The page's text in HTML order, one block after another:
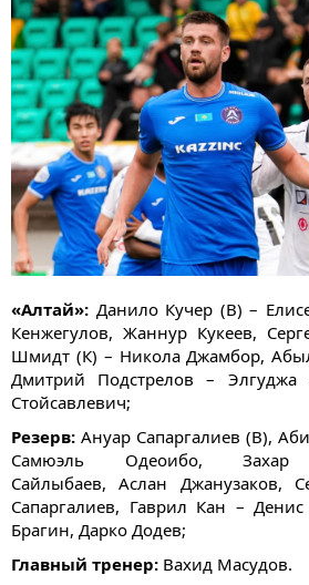
«Алтай»: Данило Кучер (В) –
Кенжегулов, Жаннур Кукеев,
Шмидт (К) – Никола Джамбор,
Дмитрий Подстрелов​ – Элгуджа
Стойсавлевич;
Резерв: Ануар Сапаргалиев (В),
Самюэль Одеоибо, Захар
Сайлыбаев, Аслан Джанузаков,
Сапаргалиев, Гаврил Кан –
Брагин, Дарко Додев;
Главный тренер: Вахид Масудов.